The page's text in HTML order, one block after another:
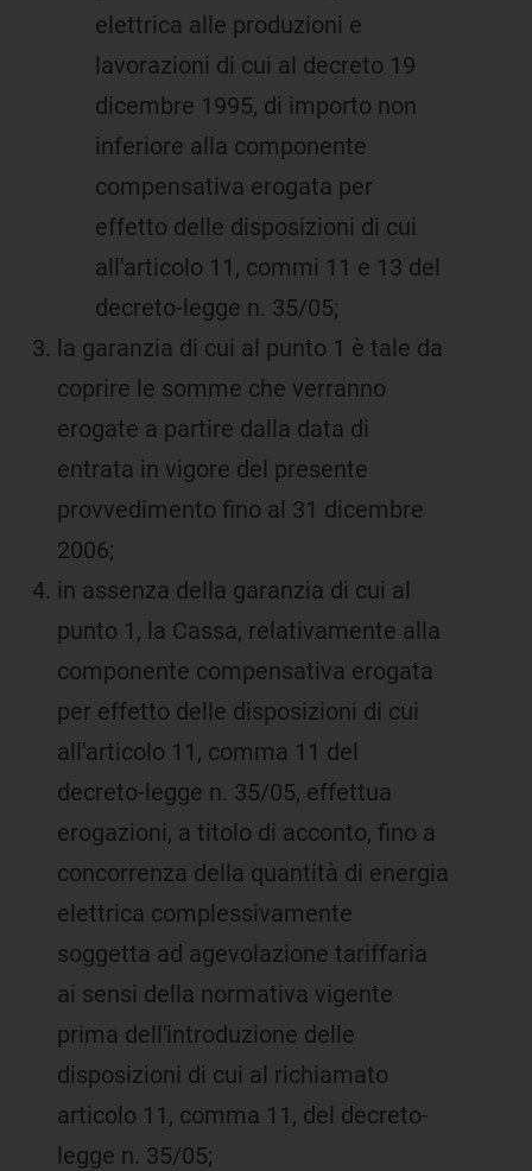
elettrica alle produzioni e
lavorazioni di cui al decreto 19
dicembre 1995, di importo non
inferiore alla componente
compensativa erogata per
effetto delle disposizioni di cui
all'articolo 11, commi 11 e 13 del
decreto-legge n. 35/05;
la garanzia di cui al punto 1 è tale da
coprire le somme che verranno
erogate a partire dalla data di
entrata in vigore del presente
provvedimento fino al 31 dicembre
2006;
in assenza della garanzia di cui al
punto 1, la Cassa, relativamente alla
componente compensativa erogata
per effetto delle disposizioni di cui
all'articolo 11, comma 11 del
decreto-legge n. 35/05, effettua
erogazioni, a titolo di acconto, fino a
concorrenza della quantità di energia
elettrica complessivamente
soggetta ad agevolazione tariffaria
ai sensi della normativa vigente
prima dell'introduzione delle
disposizioni di cui al richiamato
articolo 11, comma 11, del decreto-
legge n. 35/05;